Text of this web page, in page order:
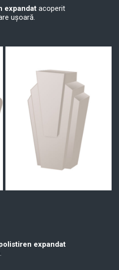
expandat acoperit
ușoară.
expandat
.